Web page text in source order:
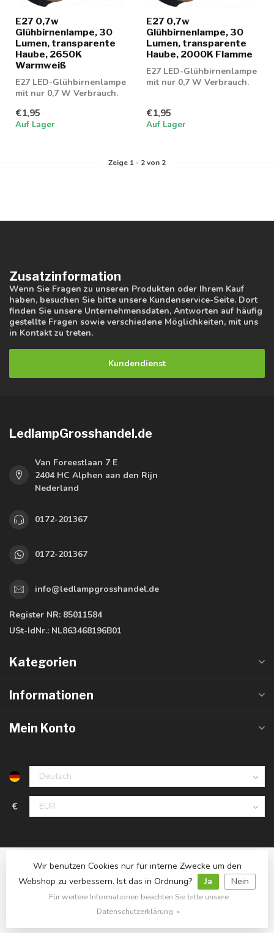
E27 0,7w
Glühbirnenlampe, 30
Lumen, transparente
Haube, 2650K
Warmweiß
E27 LED-Glühbirnenlampe
mit nur 0,7 W Verbrauch.
als Sti...
€1,95
Auf Lager
E27 0,7w
Glühbirnenlampe, 30
Lumen, transparente
Haube, 2000K Flamme
E27 LED-Glühbirnenlampe
mit nur 0,7 W Verbrauch.
€1,95
Auf Lager
Zeige 1- 2von 2
Zusatzinformation
Wenn Sie Fragen zu unseren Produkten oder Ihrem Kauf
haben, besuchen Sie bitte unsere Kundenservice-Seite. Dort
finden Sie unsere Unternehmensdaten, Antworten auf häufig
gestellte Fragen sowie verschiedene Möglichkeiten, mit uns
in Kontakt zu treten.
Kundendienst
LedlampGrosshandel.de
Van Foreestlaan 7 E
2404 HC Alphen aan den Rijn
Nederland
0172-201367
0172-201367
info@ledlampgrosshandel.de
Register NR: 85011584
USt-IdNr.: NL863468196B01
Kategorien
Informationen
Mein Konto
€
© Copyright 2026 LedlampGrosshandel.de- Powered by
Lightspeed- Theme byDyvelopment
Wir benutzen Cookies nur für interne Zwecke um den
Webshop zu verbessern. Ist das in Ordnung?
Ja Nein
Für weitere Informationen beachten Sie bitte unsere
Datenschutzerklärung. »